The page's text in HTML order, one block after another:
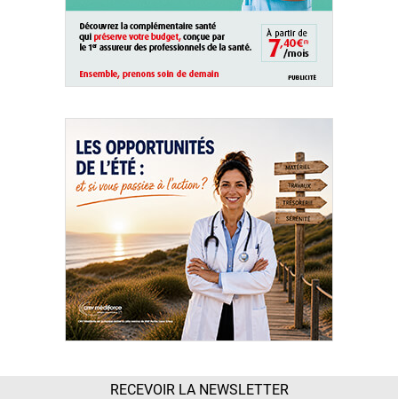
RECEVOIR LA NEWSLETTER